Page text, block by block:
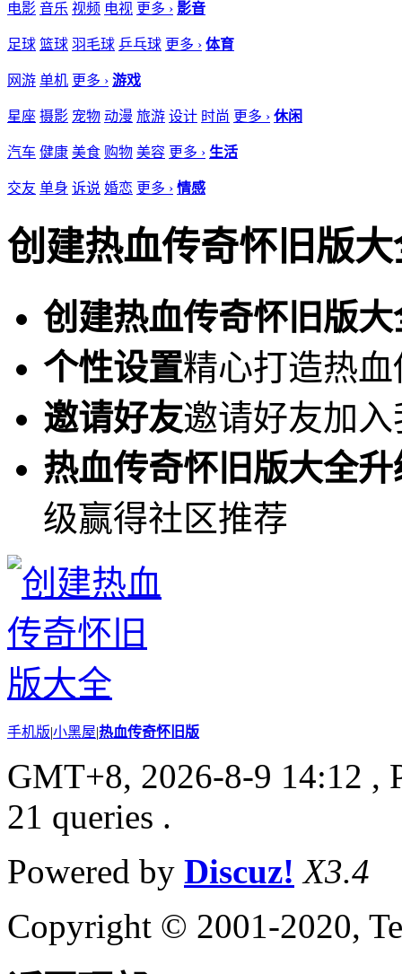
电影 音乐 视频 电视 更多 › 影音
足球 篮球 羽毛球 乒乓球 更多 › 体育
网游 单机 更多 › 游戏
星座 摄影 宠物 动漫 旅游 设计 时尚 更多 › 休闲
汽车 健康 美食 购物 美容 更多 › 生活
交友 单身 诉说 婚恋 更多 › 情感
创建热血传奇怀旧版
创建热血传奇怀旧版大
个性设置精心打造热
邀请好友邀请好友加
热血传奇怀旧版大全升
级赢得社区推荐
手机版|小黑屋|热血传奇怀旧版
GMT+8, 2026-8-9 14:12 ,
21 queries .
Powered by Discuz! X3.4
Copyright © 2001-2020,